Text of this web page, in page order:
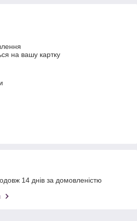
на вашу картку
14 днів за домовленістю